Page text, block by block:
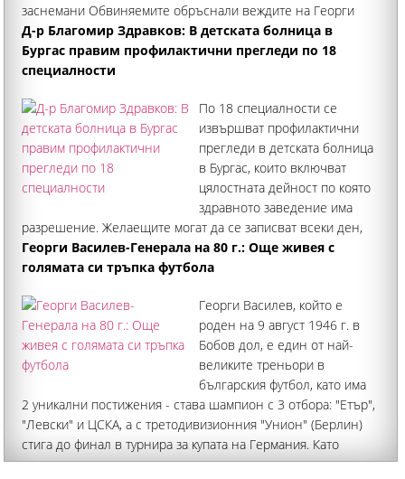
заснемани Обвиняемите обръснали веждите на Георги
Кузев, рисували свастики по тялото му и гасили фасове в
него Публикации в социалните мрежи свързаха случая с
жестокото нападение над мъж в Пловдив с руското
Д-р Благомир Здравков: В детската болница в
Бургас правим профилактични прегледи по 18
специалности
По 18 специалности се
извършват профилактични
прегледи в детската болница
в Бургас, които включват
цялостната дейност по която
здравното заведение има
разрешение. Желаещите могат да се записват всеки ден,
прегледите са анонсирани до края на месеца, а може и да
ги продължим при интерес. Това заяви по БНТ д-р
Георги Василев-Генерала на 80 г.: Още живея с
голямата си тръпка футбола
Георги Василев, който е
роден на 9 август 1946 г. в
Бобов дол, е един от най-
великите треньори в
българския футбол, като има
2 уникални постижения - става шампион с 3 отбора: "Етър",
"Левски" и ЦСКА, а с третодивизионния "Унион" (Берлин)
стига до финал в турнира за купата на Германия. Като
футболист най-значим е периодът му при "виолетовите"